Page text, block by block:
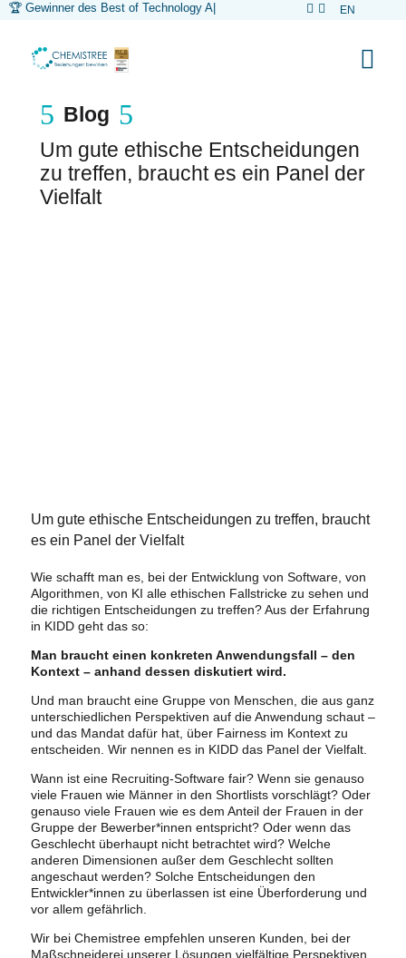
🏆 Gewinner des Best of Technology Awa   EN


5 Blog 5
Um gute ethische Entscheidungen
zu treffen, braucht es ein Panel der
Vielfalt
Um gute ethische Entscheidungen zu treffen, braucht
es ein Panel der Vielfalt
Wie schafft man es, bei der Entwicklung von Software, von
Algorithmen, von KI alle ethischen Fallstricke zu sehen und
die richtigen Entscheidungen zu treffen? Aus der Erfahrung
in KIDD geht das so:
Man braucht einen konkreten Anwendungsfall – den
Kontext – anhand dessen diskutiert wird.
Und man braucht eine Gruppe von Menschen, die aus ganz
unterschiedlichen Perspektiven auf die Anwendung schaut –
und das Mandat dafür hat, über Fairness im Kontext zu
entscheiden. Wir nennen es in KIDD das Panel der Vielfalt.
Wann ist eine Recruiting-Software fair? Wenn sie genauso
viele Frauen wie Männer in den Shortlists vorschlägt? Oder
genauso viele Frauen wie es dem Anteil der Frauen in der
Gruppe der Bewerber*innen entspricht? Oder wenn das
Geschlecht überhaupt nicht betrachtet wird? Welche
anderen Dimensionen außer dem Geschlecht sollten
angeschaut werden? Solche Entscheidungen den
Entwickler*innen zu überlassen ist eine Überforderung und
vor allem gefährlich.
Wir bei Chemistree empfehlen unseren Kunden, bei der
Maßschneiderei unserer Lösungen vielfältige Perspektiven